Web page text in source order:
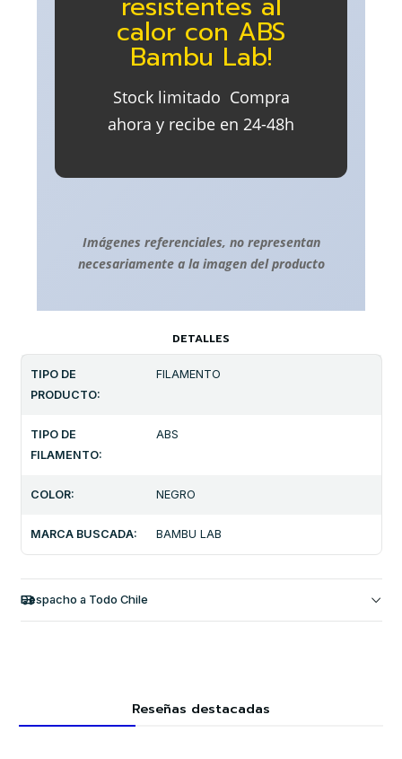
calor con ABS
Bambu Lab!
Stock limitado  Compra
ahora y recibe en 24-48h
Imágenes referenciales, no representan
necesariamente a la imagen del producto
DETALLES
TIPO DE
PRODUCTO:
FILAMENTO
TIPO DE
FILAMENTO:
ABS
COLOR: NEGRO
MARCA BUSCADA: BAMBU LAB
Despacho a Todo Chile
Reseñas destacadas